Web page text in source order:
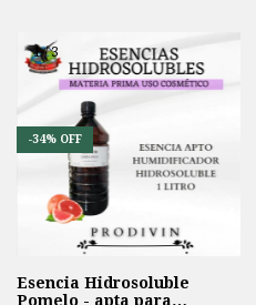
1/3
-34% OFF
Esencia Hidrosoluble
Pomelo - apta para